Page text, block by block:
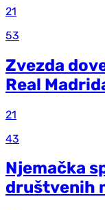
21
53
Zvezda
Real
21
43
Njemačka
društvenih